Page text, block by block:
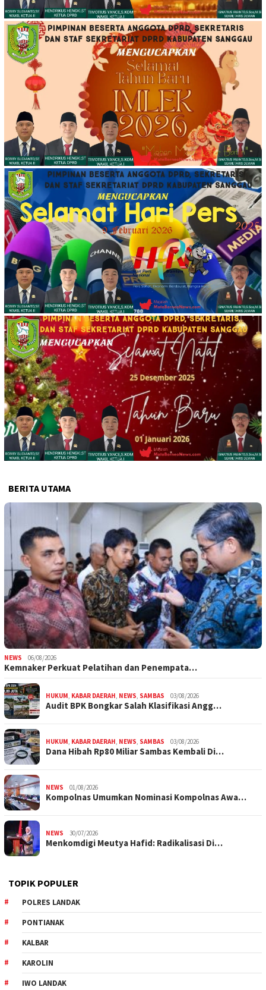
BERITA UTAMA
NEWS 06/08/2026
Kemnaker Perkuat Pelatihan dan Penempata…
HUKUM, KABAR DAERAH, NEWS, SAMBAS 03/08/2026
Audit BPK Bongkar Salah Klasifikasi Angg…
HUKUM, KABAR DAERAH, NEWS, SAMBAS 03/08/2026
Dana Hibah Rp80 Miliar Sambas Kembali Di…
NEWS 01/08/2026
Kompolnas Umumkan Nominasi Kompolnas Awa…
NEWS 30/07/2026
Menkomdigi Meutya Hafid: Radikalisasi Di…
TOPIK POPULER
POLRES LANDAK
PONTIANAK
KALBAR
KAROLIN
IWO LANDAK